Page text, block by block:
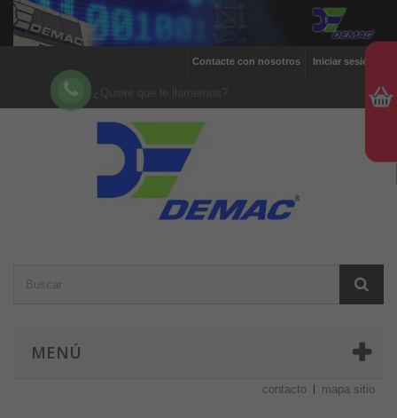
Iniciar sesión
Contacte con nosotros
MENÚ
contacto mapa sitio